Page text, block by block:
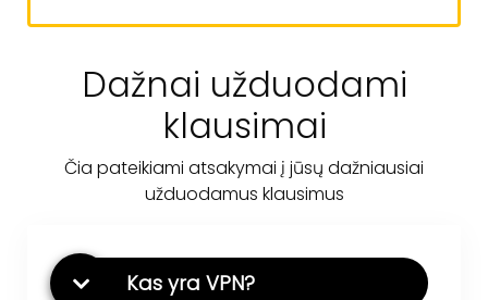
Dažnai užduodami
klausimai
Čia pateikiami atsakymai į jūsų dažniausiai
užduodamus klausimus
Kas yra VPN?